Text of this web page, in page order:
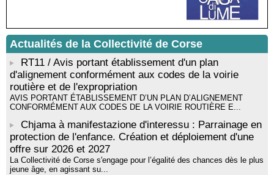
Mise en musique d’un livre jeunesse par Annik Meschinet,
musicienne pédagogue : Ateliers d’expression sonore, vocale,
rythmique et corporelle - Mediateca territuriale di Santa Lucia di
Tallà
! Événement reporté ! Cycle de conférences peinture animé
par Alexandre Dominati - Mediateca territuriale di Santa Lucia di
Tallà
Actualités de la Collectivité de Corse
RT11 / Avis portant établissement d'un plan
d'alignement conformément aux codes de la voirie
routière et de l'expropriation
AVIS PORTANT ÉTABLISSEMENT D’UN PLAN D’ALIGNEMENT
CONFORMÉMENT AUX CODES DE LA VOIRIE ROUTIÈRE E...
Chjama à manifestazione d'interessu : Parrainage en
protection de l'enfance. Création et déploiement d'une
offre sur 2026 et 2027
La Collectivité de Corse s'engage pour l’égalité des chances dès le plus
jeune âge, en agissant su...